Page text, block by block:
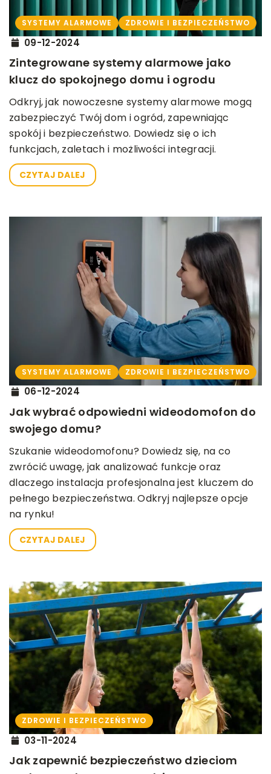
SYSTEMY ALARMOWE ZDROWIE I BEZPIECZEŃSTWO
09-12-2024
Zintegrowane systemy alarmowe jako
klucz do spokojnego domu i ogrodu
Odkryj, jak nowoczesne systemy alarmowe mogą
zabezpieczyć Twój dom i ogród, zapewniając
spokój i bezpieczeństwo. Dowiedz się o ich
funkcjach, zaletach i możliwości integracji.
CZYTAJ DALEJ
SYSTEMY ALARMOWE ZDROWIE I BEZPIECZEŃSTWO
06-12-2024
Jak wybrać odpowiedni wideodomofon do
swojego domu?
Szukanie wideodomofonu? Dowiedz się, na co
zwrócić uwagę, jak analizować funkcje oraz
dlaczego instalacja profesjonalna jest kluczem do
pełnego bezpieczeństwa. Odkryj najlepsze opcje
na rynku!
CZYTAJ DALEJ
ZDROWIE I BEZPIECZEŃSTWO
03-11-2024
Jak zapewnić bezpieczeństwo dzieciom